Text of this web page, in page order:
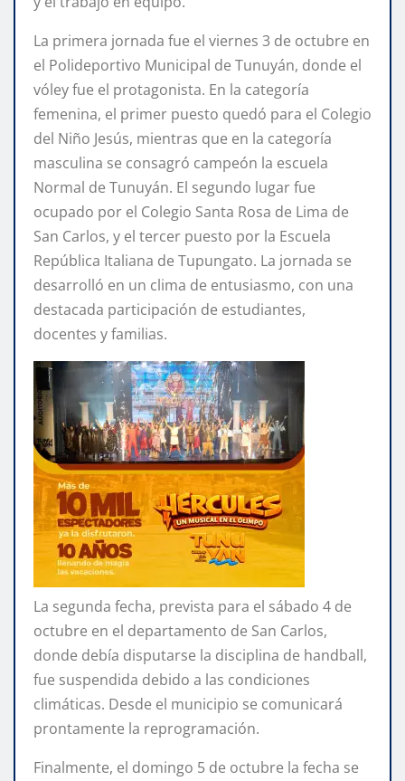
La primera jornada fue el viernes 3 de octubre en
el Polideportivo Municipal de Tunuyán, donde el
vóley fue el protagonista. En la categoría
femenina, el primer puesto quedó para el Colegio
del Niño Jesús, mientras que en la categoría
masculina se consagró campeón la escuela
Normal de Tunuyán. El segundo lugar fue
ocupado por el Colegio Santa Rosa de Lima de
San Carlos, y el tercer puesto por la Escuela
República Italiana de Tupungato. La jornada se
desarrolló en un clima de entusiasmo, con una
destacada participación de estudiantes,
docentes y familias.
La segunda fecha, prevista para el sábado 4 de
octubre en el departamento de San Carlos,
donde debía disputarse la disciplina de handball,
fue suspendida debido a las condiciones
climáticas. Desde el municipio se comunicará
prontamente la reprogramación.
Finalmente, el domingo 5 de octubre la fecha se